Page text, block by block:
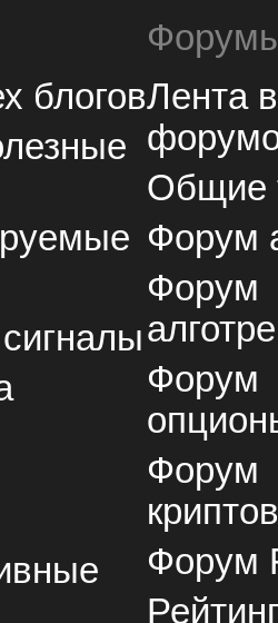
блоговЛента
Общие
Форум
Форум
Форум
Форум
Форум